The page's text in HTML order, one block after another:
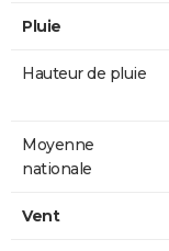
Pluie
Hauteur de pluie
Moyenne
nationale
Vent